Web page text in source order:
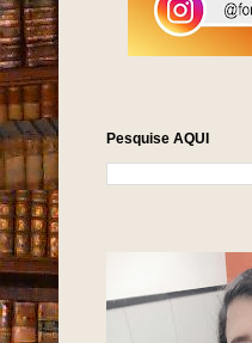
Pesquise AQUI